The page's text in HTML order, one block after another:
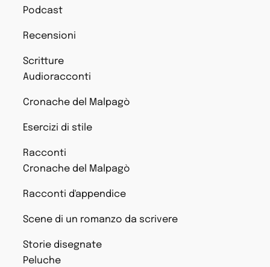
Podcast
Recensioni
Scritture
Audioracconti
Cronache del Malpagò
Esercizi di stile
Racconti
Cronache del Malpagò
Racconti d'appendice
Scene di un romanzo da scrivere
Storie disegnate
Peluche